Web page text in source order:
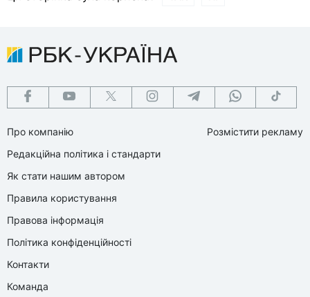
Про компанію
Редакційна політика і стандарти
Як стати нашим автором
Правила користування
Правова інформація
Політика конфіденційності
Контакти
Команда
Розмістити рекламу